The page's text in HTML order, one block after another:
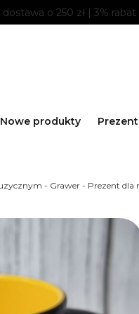
o 250 zł | 3%
Nowe produkty
- Grawer - Prezent dla